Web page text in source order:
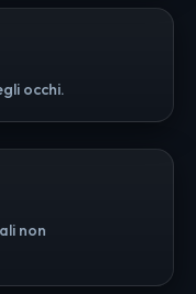
occhi.
non